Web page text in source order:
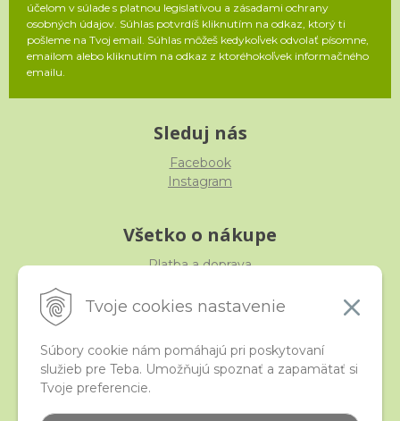
Tvoje cookies nastavenie
Súbory cookie nám pomáhajú pri poskytovaní
služieb pre Teba. Umožňujú spoznať a zapamätať si
Tvoje preferencie.
účelom v súlade s platnou legislatívou a zásadami ochrany
osobných údajov. Súhlas potvrdíš kliknutím na odkaz, ktorý ti
pošleme na Tvoj email. Súhlas môžeš kedykoľvek odvolať písomne,
emailom alebo kliknutím na odkaz z ktoréhokoľvek informačného
emailu.
Sleduj nás
Facebook
Instagram
Všetko o nákupe
Platba a doprava
Obchodné podmienky
iStraka